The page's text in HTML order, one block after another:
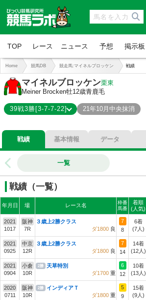
TOP レース ニュース 予想 掲示板
Home 競馬DB 競走馬:マイネルブロッケン 戦績
マイネルブロッケン栗東
Meiner Brocken牡12歳青鹿毛
39戦3勝[3-7-7-22]
21年10月中央抹消
総合成績
複勝
戦績 基本情報 データ
一覧
戦績（一覧）
年月日 場 レース名
枠番
馬番
着順
(人気)
2021
1017
阪神
7R
３歳上2勝クラス
ダ1800 良
7
8
6着
(7人)
2021
0925
中京
12R
３歳上2勝クラス
ダ1800 良
7
14
14着
(12人)
2021
0904
小倉
10R
2勝
天草特別
ダ1700 重
6
12
10着
(13人)
2020
0711
阪神
10R
2勝
インディアＴ
ダ1800 重
5
9
15着
(9人)